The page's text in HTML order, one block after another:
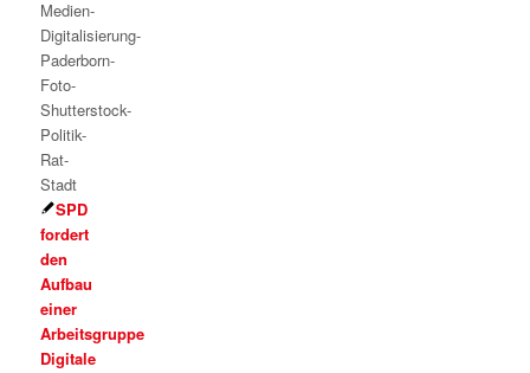
SPD
fordert
den
Aufbau
einer
Arbeitsgruppe
Digitale